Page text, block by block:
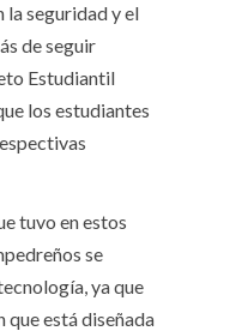
seguridad y el
de seguir
Estudiantil
los estudiantes
tuvo en estos
se
ya que
que está diseñada